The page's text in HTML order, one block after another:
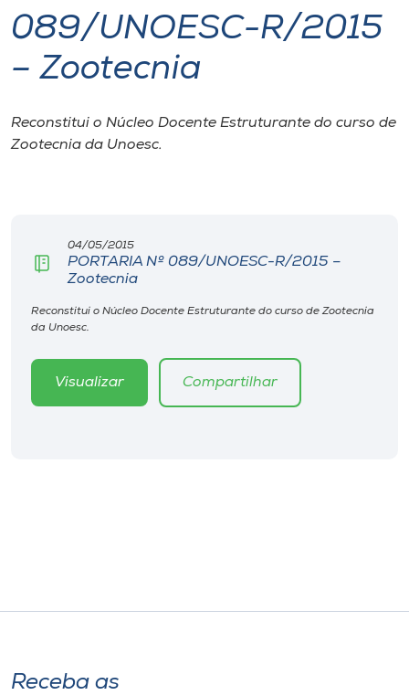
I.nova
Cultura
Biblioteca
Editora
Rádio
A+
089/UNOESC-R/2015
– Zootecnia
Reconstitui o Núcleo Docente Estruturante do curso de
Zootecnia da Unoesc.
04/05/2015
PORTARIA Nº 089/UNOESC-R/2015 –
Zootecnia
Reconstitui o Núcleo Docente Estruturante do curso de Zootecnia
da Unoesc.
Visualizar Compartilhar
Receba as